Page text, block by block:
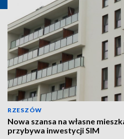
RZESZÓW
Nowa szansa na własne
przybywa inwestycji SIM